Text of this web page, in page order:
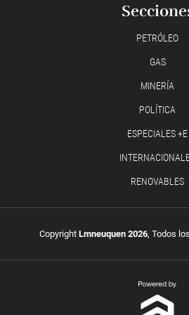
PETRÓLEO
GAS
MINERÍA
POLÍTICA
ESPECIALES +E
RENOVABLES
Copyright Lmneuquen 2026, Todos